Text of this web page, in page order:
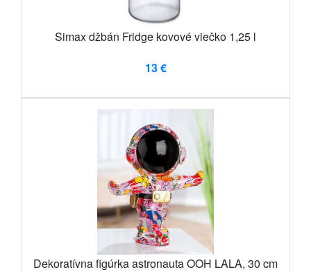
Simax džbán Fridge kovové viečko 1,25 l
13 €
Dekoratívna figúrka astronauta OOH LALA, 30 cm